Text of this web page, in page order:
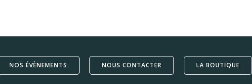
NOS ÉVÈNEMENTS NOUS CONTACTER LA BOUTIQUE